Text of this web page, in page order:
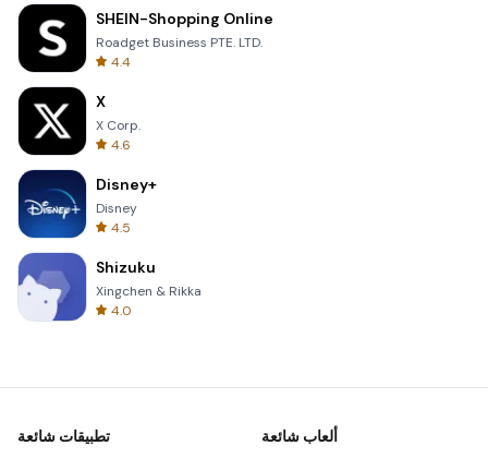
SHEIN-Shopping Online
Roadget Business PTE. LTD.
4.4
X
X Corp.
4.6
Disney+
Disney
4.5
Shizuku
Xingchen & Rikka
4.0
تطبيقات شائعة ألعاب شائعة